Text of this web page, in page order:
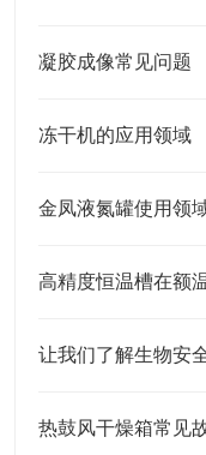
凝胶成像常见问题
冻干机的应用领域
金凤液氮罐使用领
高精度恒温槽在额
让我们了解生物安
热鼓风干燥箱常见